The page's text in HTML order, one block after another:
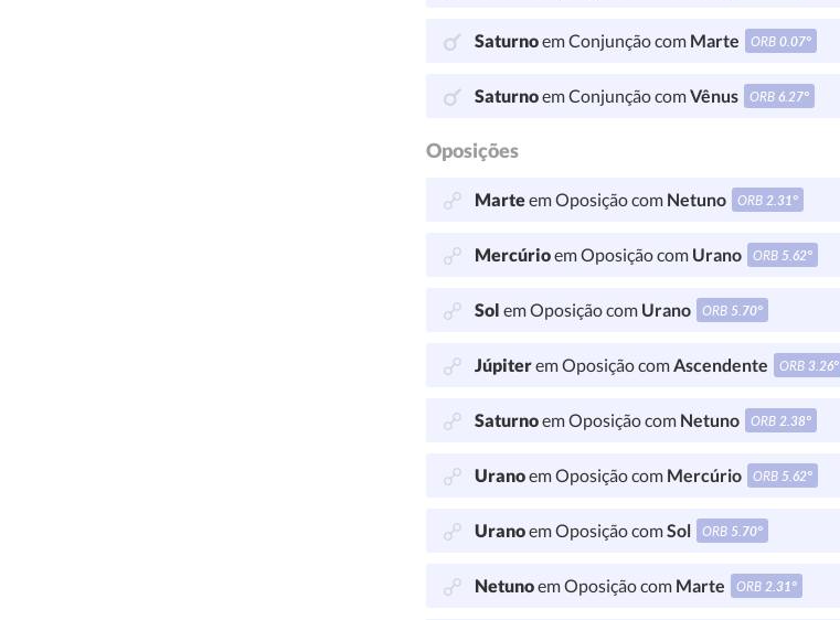
Saturnoem Conjunção com Marte ORB0.07°
Saturnoem Conjunção comVênus ORB6.27°
Oposições
Marteem Oposição com Netuno ORB2.31°
Mercúrioem Oposição com Urano ORB 5.62°
Sol em Oposição com Urano ORB 5.70°
Júpiterem Oposição comAscendente ORB3.26°
Saturnoem Oposição com Netuno ORB2.38°
Uranoem Oposição com Mercúrio ORB 5.62°
Uranoem Oposição comSol ORB 5.70°
Netunoem Oposição com Marte ORB2.31°